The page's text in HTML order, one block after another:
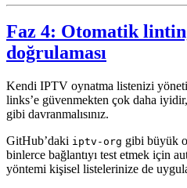
Faz 4: Otomatik
doğrulaması
Kendi IPTV oynatma listenizi
links’e güvenmekten çok daha iyidir,
gibi davranmalısınız.
GitHub’daki iptv-org gibi büyük
binlerce bağlantıyı test etmek için
yöntemi kişisel listelerinize de